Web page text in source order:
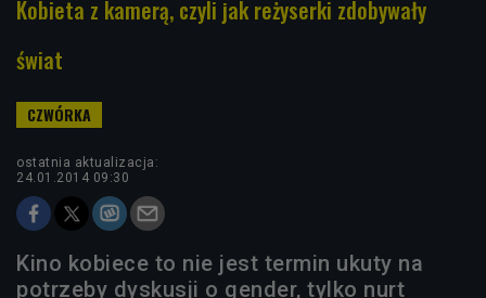
Kobieta z kamerą, czyli jak reżyserki zdobywały
świat
ostatnia aktualizacja:
24.01.2014 09:30
Kino kobiece to nie jest termin ukuty na
potrzeby dyskusji o gender, tylko nurt